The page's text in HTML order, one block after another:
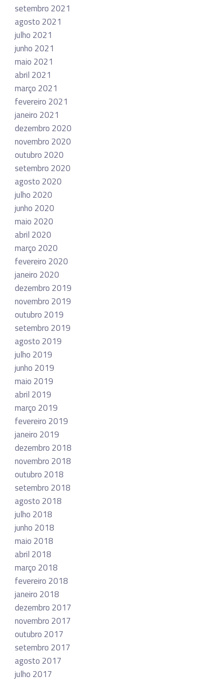
setembro 2021
agosto 2021
julho 2021
junho 2021
maio 2021
abril 2021
março 2021
fevereiro 2021
janeiro 2021
dezembro 2020
novembro 2020
outubro 2020
setembro 2020
agosto 2020
julho 2020
junho 2020
maio 2020
abril 2020
março 2020
fevereiro 2020
janeiro 2020
dezembro 2019
novembro 2019
outubro 2019
setembro 2019
agosto 2019
julho 2019
junho 2019
maio 2019
abril 2019
março 2019
fevereiro 2019
janeiro 2019
dezembro 2018
novembro 2018
outubro 2018
setembro 2018
agosto 2018
julho 2018
junho 2018
maio 2018
abril 2018
março 2018
fevereiro 2018
janeiro 2018
dezembro 2017
novembro 2017
outubro 2017
setembro 2017
agosto 2017
julho 2017